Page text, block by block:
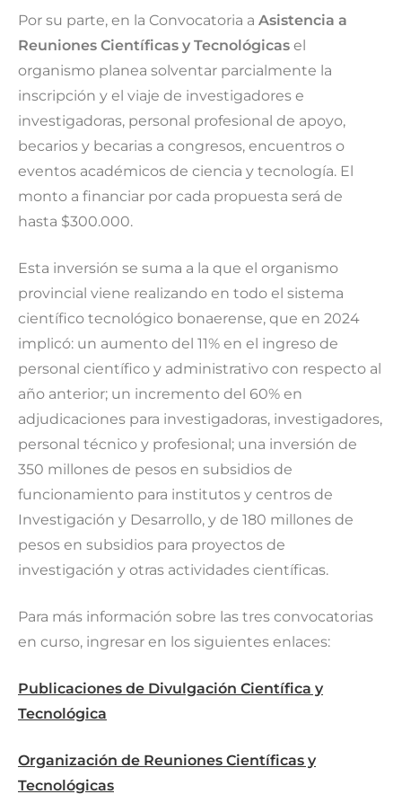
Por su parte, en la Convocatoria a Asistencia a
Reuniones Científicas y Tecnológicas el
organismo planea solventar parcialmente la
inscripción y el viaje de investigadores e
investigadoras, personal profesional de apoyo,
becarios y becarias a congresos, encuentros o
eventos académicos de ciencia y tecnología. El
monto a financiar por cada propuesta será de
hasta $300.000.
Esta inversión se suma a la que el organismo
provincial viene realizando en todo el sistema
científico tecnológico bonaerense, que en 2024
implicó: un aumento del 11% en el ingreso de
personal científico y administrativo con respecto al
año anterior; un incremento del 60% en
adjudicaciones para investigadoras, investigadores,
personal técnico y profesional; una inversión de
350 millones de pesos en subsidios de
funcionamiento para institutos y centros de
Investigación y Desarrollo, y de 180 millones de
pesos en subsidios para proyectos de
investigación y otras actividades científicas.
Para más información sobre las tres convocatorias
en curso, ingresar en los siguientes enlaces:
Publicaciones de Divulgación Científica y
Tecnológica
Organización de Reuniones Científicas y
Tecnológicas